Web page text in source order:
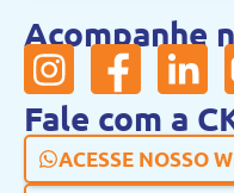
Acompanhe
Fale com a
ACESSE NOSSO